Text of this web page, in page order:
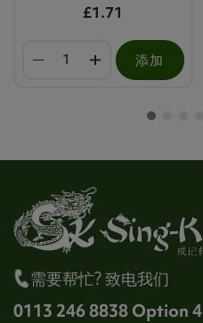
£1.71
添加
需要帮忙? 致电我们
0113 246 8838 Option 4